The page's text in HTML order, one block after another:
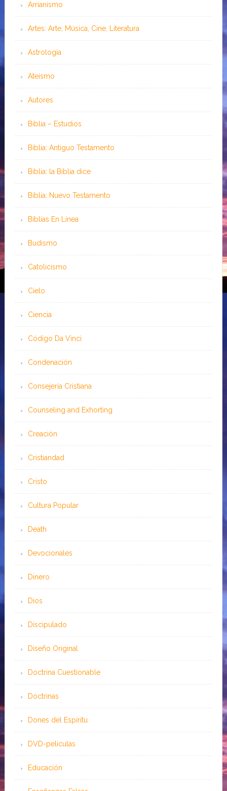
Arrianismo
Artes: Arte, Música, Cine, Literatura
Astrología
Ateísmo
Autores
Biblia – Estudios
Biblia: Antiguo Testamento
Biblia: la Biblia dice
Biblia: Nuevo Testamento
Bíblias En Línea
Budismo
Catolicismo
Cielo
Ciencia
Código Da Vinci
Condenación
Consejería Cristiana
Counseling and Exhorting
Creación
Cristiandad
Cristo
Cultura Popular
Death
Devocionales
Dinero
Dios
Discipulado
Diseño Original
Doctrina Cuestionable
Doctrinas
Dones del Espíritu
DVD-peliculas
Educación